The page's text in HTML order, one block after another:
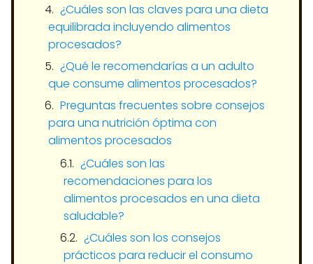
¿Cuáles son las claves para una dieta
equilibrada incluyendo alimentos
procesados?
¿Qué le recomendarías a un adulto
que consume alimentos procesados?
Preguntas frecuentes sobre consejos
para una nutrición óptima con
alimentos procesados
¿Cuáles son las
recomendaciones para los
alimentos procesados en una dieta
saludable?
¿Cuáles son los consejos
prácticos para reducir el consumo